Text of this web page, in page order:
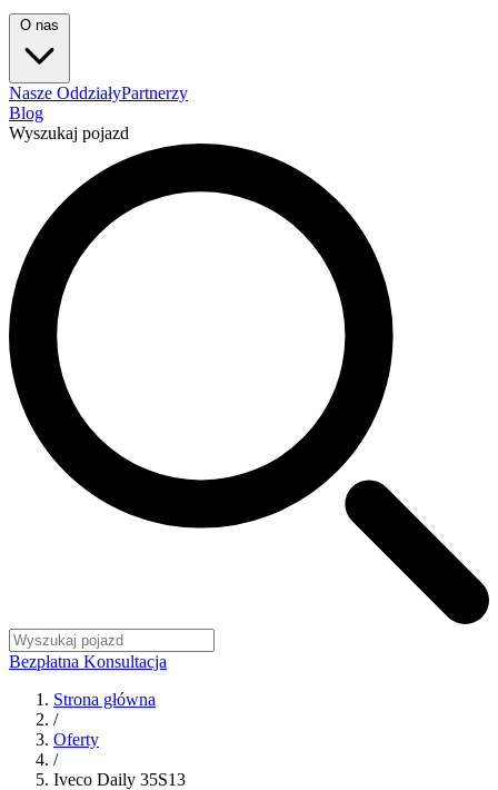
O nas
Nasze OddziałyPartnerzy
Blog
Wyszukaj pojazd
Bezpłatna Konsultacja
Strona główna
/
Oferty
/
Iveco Daily 35S13